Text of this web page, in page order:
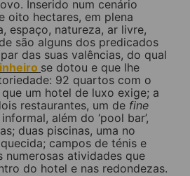
Inserido num cenário
oito hectares, em plena
espaço, natureza, ar livre,
são alguns dos predicados
das suas valências, do qual
se dotou e que lhe
92 quartos com o
um hotel de luxo exige; a
restaurantes, um de fine
além do ‘pool bar’,
duas piscinas, uma no
campos de ténis e
numerosas atividades que
do hotel e nas redondezas.